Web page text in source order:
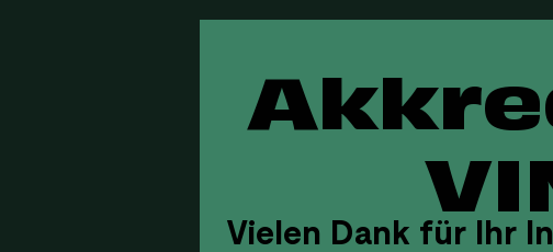
Vielen Dank für Ihr